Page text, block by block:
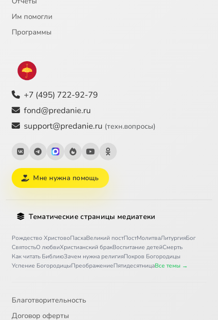
Им помогли
Программы
+7 (495) 722-92-79
fond@predanie.ru
support@predanie.ru (техн.вопросы)
Мне нужна помощь
Тематические страницы медиатеки
Рождество ХристовоПасхаВеликий постПостМолитваЛитургияБог
СвятостьО любвиХристианский бракВоспитание детейСмерть
Как читать БиблиюЗачем нужна религияПокров Богородицы
Успение БогородицыПреображениеПятидесятницаВсе темы →
Благотворительность
Договор оферты